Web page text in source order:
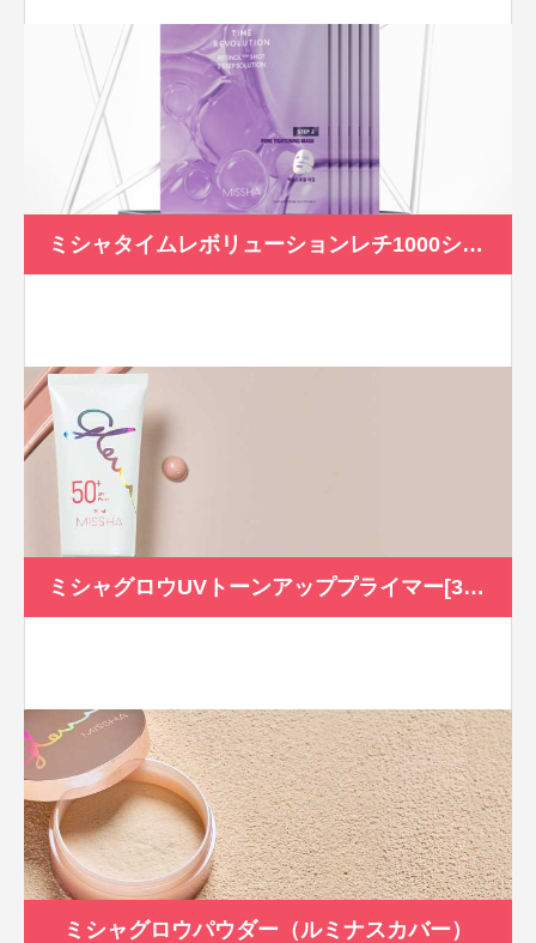
ミシャタイムレボリューションレチ1000ショットゲルマスク[1.5ml+32g]
ミシャグロウUVトーンアッププライマー[30ml]SPF50+/PA+++
ミシャグロウパウダー（ルミナスカバー）